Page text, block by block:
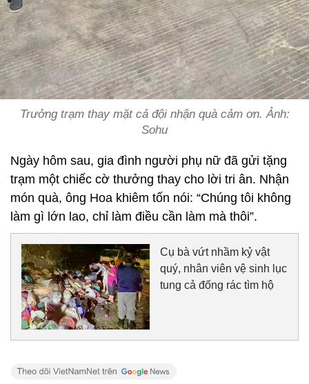
Trưởng trạm thay mặt cả đội nhận quà cảm ơn. Ảnh:
Sohu
Ngày hôm sau, gia đình người phụ nữ đã gửi tặng
trạm một chiếc cờ thưởng thay cho lời tri ân. Nhận
món quà, ông Hoa khiêm tốn nói: “Chúng tôi không
làm gì lớn lao, chỉ làm điều cần làm mà thôi”.
Cụ bà vứt nhầm kỷ vật
quý, nhân viên vệ sinh lục
tung cả đống rác tìm hộ